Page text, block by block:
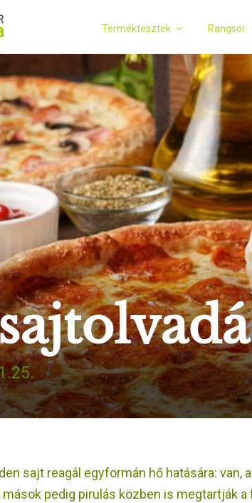
Terméktesztek Rangsor
sajt reagál egyformán hő hatására: van,
pedig pirulás közben is megtartják